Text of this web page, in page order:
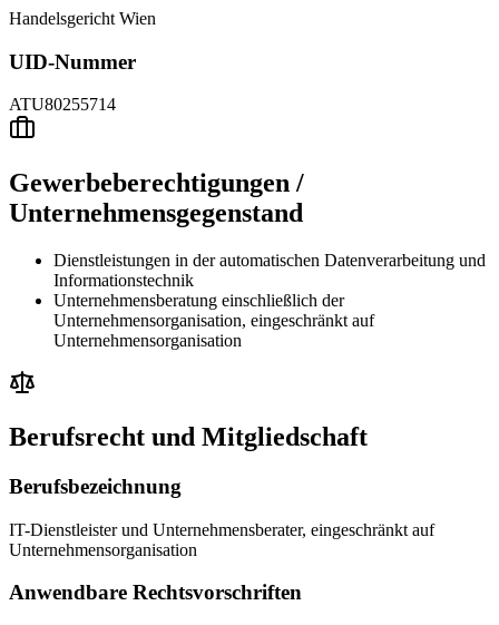
Handelsgericht Wien
UID-Nummer
ATU80255714
Gewerbeberechtigungen /
Unternehmensgegenstand
Dienstleistungen in der automatischen Datenverarbeitung und
Informationstechnik
Unternehmensberatung einschließlich der
Unternehmensorganisation, eingeschränkt auf
Unternehmensorganisation
Berufsrecht und Mitgliedschaft
Berufsbezeichnung
IT-Dienstleister und Unternehmensberater, eingeschränkt auf
Unternehmensorganisation
Anwendbare Rechtsvorschriften